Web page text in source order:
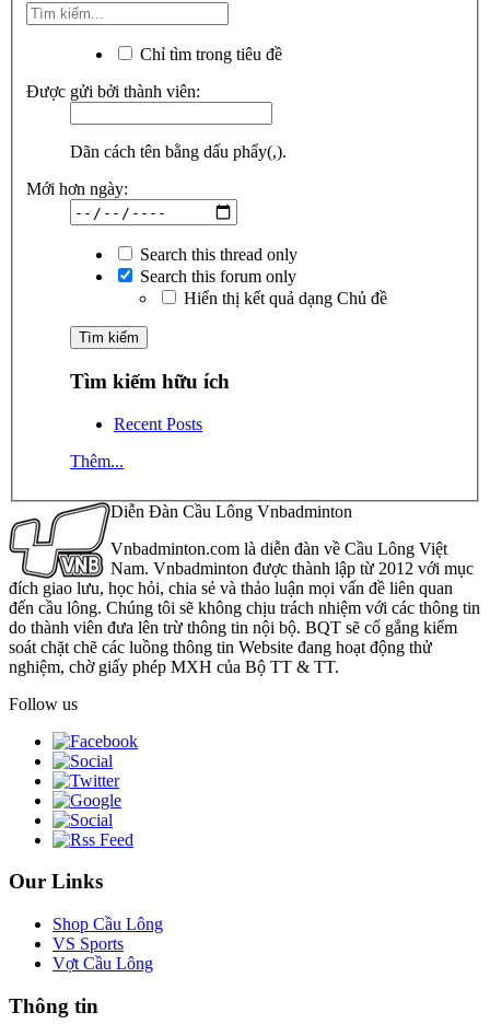
Chỉ tìm trong tiêu đề
Được gửi bởi thành viên:
Dãn cách tên bằng dấu phẩy(,).
Mới hơn ngày:
Search this thread only
Search this forum only
Hiển thị kết quả dạng Chủ đề
Tìm kiếm hữu ích
Recent Posts
Thêm...
Diễn Đàn Cầu Lông Vnbadminton
Vnbadminton.com là diễn đàn về Cầu Lông Việt
Nam. Vnbadminton được thành lập từ 2012 với mục
đích giao lưu, học hỏi, chia sẻ và thảo luận mọi vấn đề liên quan
đến cầu lông. Chúng tôi sẽ không chịu trách nhiệm với các thông tin
do thành viên đưa lên trừ thông tin nội bộ. BQT sẽ cố gắng kiểm
soát chặt chẽ các luồng thông tin Website đang hoạt động thử
nghiệm, chờ giấy phép MXH của Bộ TT & TT.
Follow us
Our Links
Shop Cầu Lông
VS Sports
Vợt Cầu Lông
Thông tin